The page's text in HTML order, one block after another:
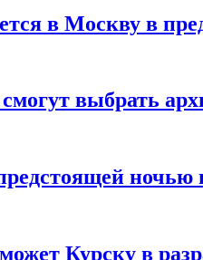
в Москву в
выбрать
ночью
Курску в